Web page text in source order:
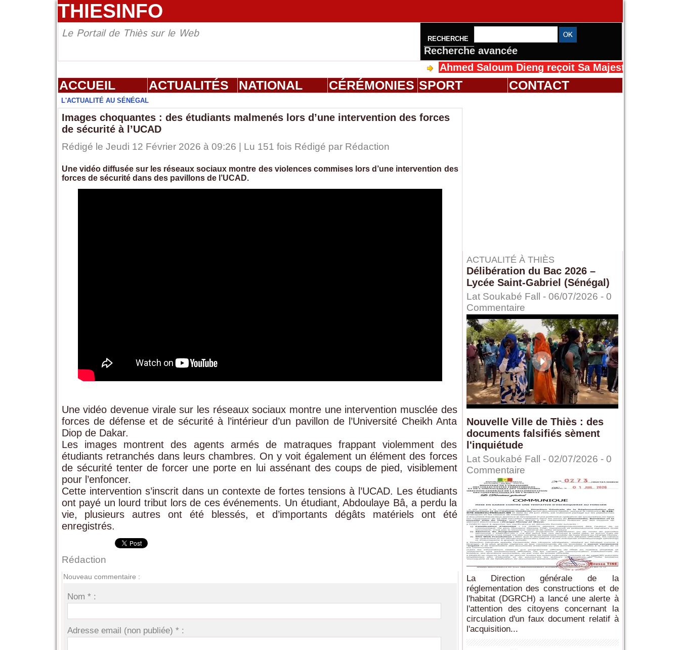
THIESINFO
Le Portail de Thiès sur le Web RECHERCHE
Recherche avancée
Ahmed Saloum Dieng reçoit Sa Majesté Mansah Cissé
ACCUEIL ACTUALITÉS NATIONAL CÉRÉMONIES SPORT CONTACT
L'ACTUALITÉ AU SÉNÉGAL
Images choquantes : des étudiants malmenés lors d’une intervention des forces
de sécurité à l’UCAD
Rédigé le Jeudi 12 Février 2026 à 09:26 | Lu 151 fois Rédigé par Rédaction
Une vidéo diffusée sur les réseaux sociaux montre des violences commises lors d’une intervention des
forces de sécurité dans des pavillons de l’UCAD.
Une vidéo devenue virale sur les réseaux sociaux montre une intervention musclée des
forces de défense et de sécurité à l’intérieur d’un pavillon de l’Université Cheikh Anta
Diop de Dakar.
Les images montrent des agents armés de matraques frappant violemment des
étudiants retranchés dans leurs chambres. On y voit également un élément des forces
de sécurité tenter de forcer une porte en lui assénant des coups de pied, visiblement
pour l’enfoncer.
Cette intervention s’inscrit dans un contexte de fortes tensions à l’UCAD. Les étudiants
ont payé un lourd tribut lors de ces événements. Un étudiant, Abdoulaye Bâ, a perdu la
vie, plusieurs autres ont été blessés, et d’importants dégâts matériels ont été
enregistrés.
Rédaction
Nouveau commentaire :
Nom * :
Adresse email (non publiée) * :
ACTUALITÉ À THIÈS
Délibération du Bac 2026 –
Lycée Saint-Gabriel (Sénégal)
Lat Soukabé Fall - 06/07/2026 - 0
Commentaire
Nouvelle Ville de Thiès : des
documents falsifiés sèment
l'inquiétude
Lat Soukabé Fall - 02/07/2026 - 0
Commentaire
La Direction générale de la
réglementation des constructions et de
l'habitat (DGRCH) a lancé une alerte à
l'attention des citoyens concernant la
circulation d'un faux document relatif à
l'acquisition...